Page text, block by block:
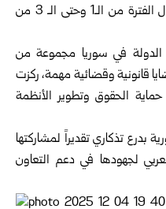
قضايا الدولة في الدول العربية”، خلال الفترة من الـ1 وحتى الـ 3 من
الدولة في سوريا مجموعة من
قانونية وقضائية مهمة، ركزت
الحقوق وتطوير الأنظمة
بدرع تذكاري تقديراً لمشاركتها
لجهودها في دعم التعاون